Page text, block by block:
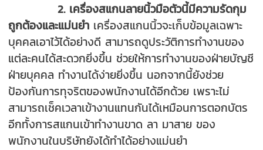
2. เครื่องสแกนลายนิ้วมือตัวนี้มีความรัดกุม
ถูกต้องและแม่นยำ เครื่องสแกนนิ้วจะเก็บข้อมูลเฉพาะ
บุคคลเอาไว้ได้อย่างดี สามารถดูประวัติการทำงานของ
แต่ละคนได้สะดวกยิ่งขึ้น ช่วยให้การทำงานของฝ่ายบัญชี
ฝ่ายบุคคล ทำงานได้ง่ายยิ่งขึ้น นอกจากนี้ยังช่วย
ป้องกันการทุจริตของพนักงานได้อีกด้วย เพราะไม่
สามารถเช็คเวลาเข้างานแทนกันได้เหมือนการตอกบัตร
อีกทั้งการสแกนเข้าทำงานขาด ลา มาสาย ของ
พนักงานในบริษัทยังได้ทำได้อย่างแม่นยำ